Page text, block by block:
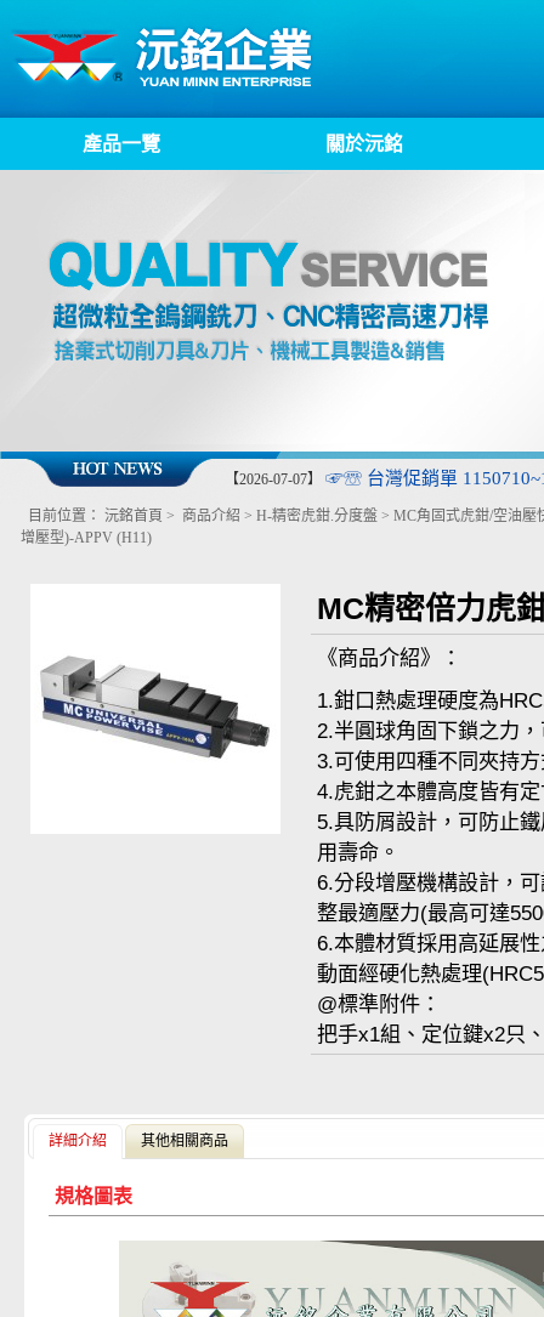
產品一覽 關於沅銘
【2026-07-07】 ☞☏ 台灣促銷單
目前位置： 沅銘首頁 > 商品介紹 > H-精密虎鉗.分度盤 > MC角固式虎鉗/空油壓
增壓型)-APPV (H11)
MC精密倍力虎
《商品介紹》：
1.鉗口熱處理硬度為
2.半圓球角固下鎖之力
3.可使用四種不同夾持
4.虎鉗之本體高度皆有
5.具防屑設計，可防止
用壽命。
6.分段增壓機構設計，
整最適壓力(最高可達
6.本體材質採用高延展
動面經硬化熱處理
@標準附件：
把手x1組、定位鍵x2只
詳細介紹 其他相關商品
規格圖表